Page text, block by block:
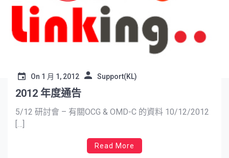
On 1 月 1, 2012 Support(KL)
2012 年度通告
5/12 研討會 – 有關OCG & OMD-C 的資料 10/12/2012
[…]
Read More